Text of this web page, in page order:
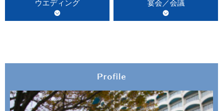
ウエディング 宴会／会議